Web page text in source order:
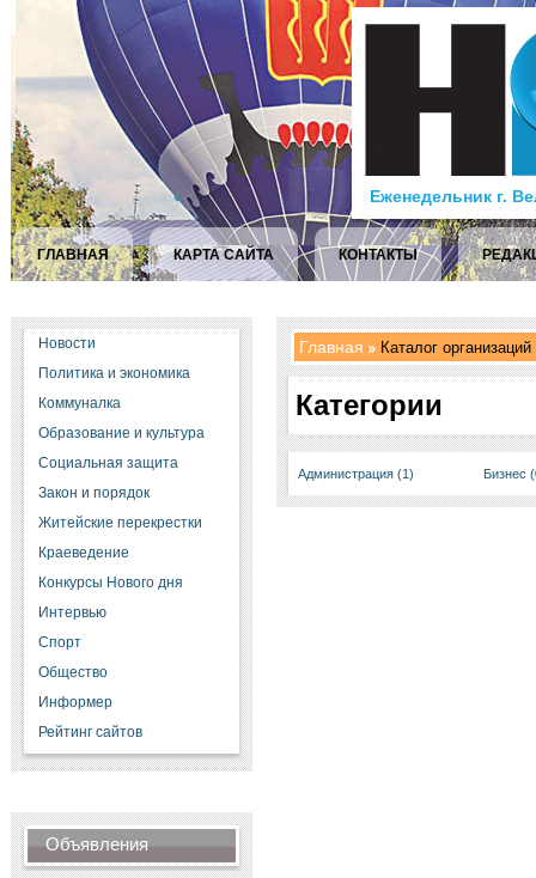
Еженедельник г.
ГЛАВНАЯ КАРТА САЙТА КОНТАКТЫ
Новости
Политика и экономика
Коммуналка
Образование и культура
Социальная защита
Закон и порядок
Житейские перекрестки
Краеведение
Конкурсы Нового дня
Интервью
Спорт
Общество
Информер
Рейтинг сайтов
Объявления
Главная Каталог организаций
Категории
Администрация (1) Бизнес